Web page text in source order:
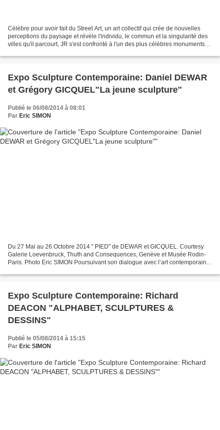
Célèbre pour avoir fait du Street Art, un art collectif qui crée de nouvelles
perceptions du paysage et révèle l'individu, le commun et la singularité des
villes qu'il parcourt, JR s'est confronté à l'un des plus célèbres monuments
Expo Sculpture Contemporaine: Daniel DEWAR
et Grégory GICQUEL"La jeune sculpture"
Publié le 06/08/2014 à 08:01
Par Eric SIMON
Du 27 Mai au 26 Octobre 2014 " PIED" de DEWAR et GICQUEL. Courtesy
Galerie Loevenbruck, Thuth and Consequences, Genève et Musée Rodin-
Paris. Photo Eric SIMON Poursuivant son dialogue avec l’art contemporain,
Expo Sculpture Contemporaine: Richard
DEACON "ALPHABET, SCULPTURES &
DESSINS"
Publié le 05/08/2014 à 15:15
Par Eric SIMON